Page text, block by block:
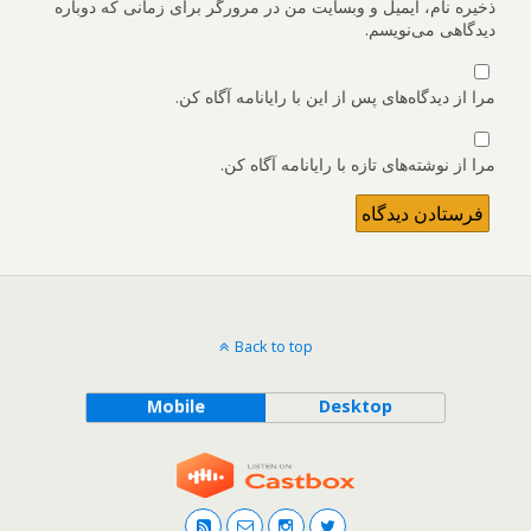
ذخیره نام، ایمیل و وبسایت من در مرورگر برای زمانی که دوباره
دیدگاهی می‌نویسم.
مرا از دیدگاه‌های پس از این با رایانامه آگاه کن.
مرا از نوشته‌های تازه با رایانامه آگاه کن.
Back to top
Mobile Desktop